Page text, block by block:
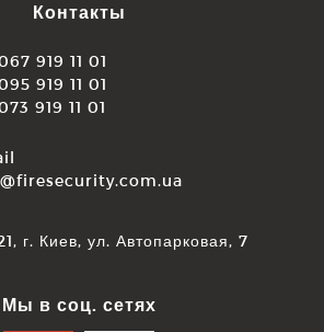
Контакты
919 11 01
919 11 01
919 11 01
г. Киев, ул. Автопарковая, 7
Мы в соц. сетях